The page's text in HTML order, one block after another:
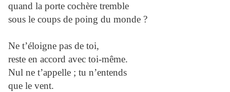
quand la porte cochère tremble
sous le coups de poing du monde ?
Ne t’éloigne pas de toi,
reste en accord avec toi-même.
Nul ne t’appelle ; tu n’entends
que le vent.